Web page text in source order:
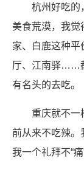
杭州好吃的
美食荒漠，我觉
家、白鹿这种平
厅、江南驿……
有名头的去吃。
重庆就不一
前从来不吃辣。
我一个礼拜不“